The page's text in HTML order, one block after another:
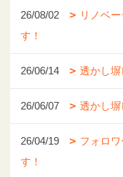
26/08/02
リノベ
す！
26/06/14 透かし塀
26/06/07 透かし塀
26/04/19
フォロ
す！